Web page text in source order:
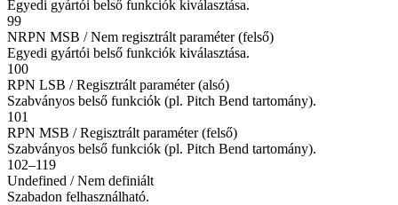
Egyedi gyártói belső funkciók kiválasztása.
99
NRPN MSB / Nem regisztrált paraméter (felső)
Egyedi gyártói belső funkciók kiválasztása.
100
RPN LSB / Regisztrált paraméter (alsó)
Szabványos belső funkciók (pl. Pitch Bend tartomány).
101
RPN MSB / Regisztrált paraméter (felső)
Szabványos belső funkciók (pl. Pitch Bend tartomány).
102–119
Undefined / Nem definiált
Szabadon felhasználható.